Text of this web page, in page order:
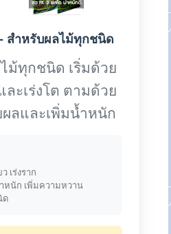
- สำหรับผลไม้ทุกชนิด
ม้ทุกชนิด เริ่มด้วย
ะเร่งโต ตามด้วย
ผลและเพิ่มน้ำหนัก
ว เร่งราก
หนัก เพิ่มความหวาน
ด